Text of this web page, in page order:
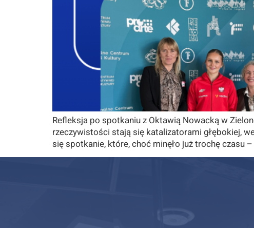
Refleksja po spotkaniu z Oktawią Nowacką w
rzeczywistości stają się katalizatorami głębokiej,
się spotkanie, które, choć minęło już trochę czasu